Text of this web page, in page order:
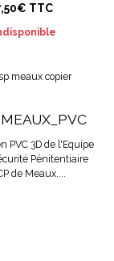
TTC
PVC 3D de l'Equipe
Pénitentiaire
de Meaux,...